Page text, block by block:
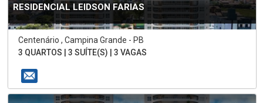
RESIDENCIAL LEIDSON FARIAS
Centenário , Campina Grande - PB
3 QUARTOS | 3 SUÍTE(S) | 3 VAGAS